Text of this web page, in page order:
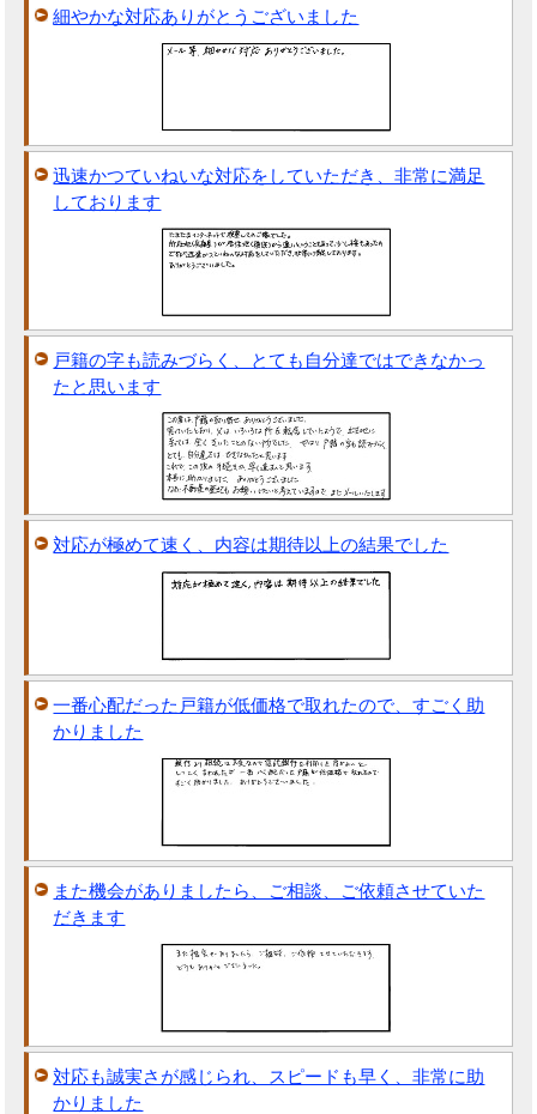
細やかな対応ありがとうございました
迅速かつていねいな対応をしていただき、非常に満足
しております
戸籍の字も読みづらく、とても自分達ではできなかっ
たと思います
対応が極めて速く、内容は期待以上の結果でした
一番心配だった戸籍が低価格で取れたので、すごく助
かりました
また機会がありましたら、ご相談、ご依頼させていた
だきます
対応も誠実さが感じられ、スピードも早く、非常に助
かりました